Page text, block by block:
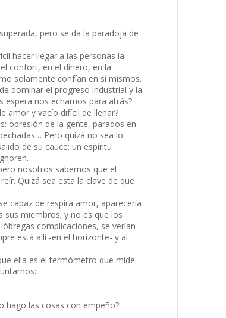
pero se da la paradoja de
hacer llegar a las personas la
confort, en el dinero, en la
solamente confían en sí mismos.
dominar el progreso industrial y la
espera nos echamos para atrás?
amor y vacío difícil de llenar?
opresión de la gente, parados en
Pero quizá no sea lo
de su cauce; un espíritu
nosotros sabemos que el
Quizá sea esta la clave de que
capaz de respira amor, aparecería
sus miembros; y no es que los
complicaciones, se verían
está allí -en el horizonte- y al
ella es el termómetro que mide
hago las cosas con empeño?